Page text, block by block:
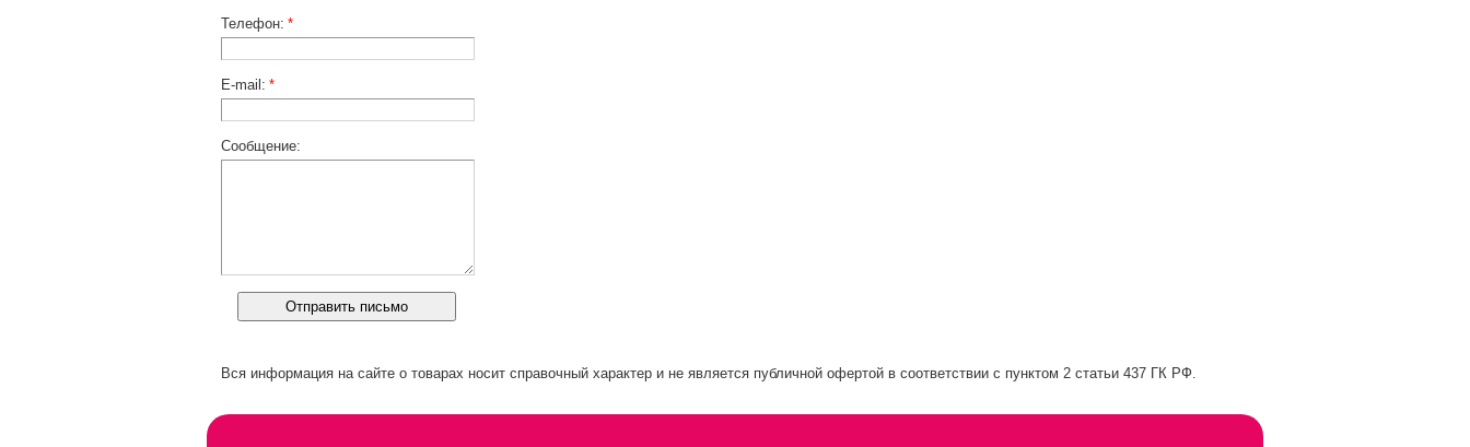
Телефон: *
E-mail: *
Сообщение:
Вся информация на сайте о товарах носит справочный характер и не является публичной офертой в соответствии с пунктом 2 статьи 437 ГК РФ.